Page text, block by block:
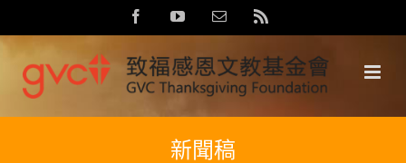
to
content
FacebookYouTubeEmail:
新聞稿